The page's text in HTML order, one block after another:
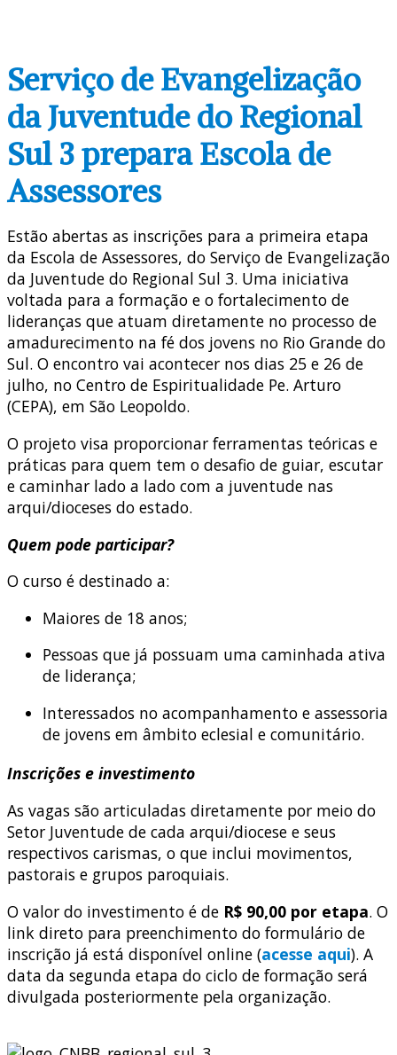
Serviço de Evangelização
da Juventude do Regional
Sul 3 prepara Escola de
Assessores
Estão abertas as inscrições para a primeira etapa
da Escola de Assessores, do Serviço de Evangelização
da Juventude do Regional Sul 3. Uma iniciativa
voltada para a formação e o fortalecimento de
lideranças que atuam diretamente no processo de
amadurecimento na fé dos jovens no Rio Grande do
Sul. O encontro vai acontecer nos dias 25 e 26 de
julho, no Centro de Espiritualidade Pe. Arturo
(CEPA), em São Leopoldo.
O projeto visa proporcionar ferramentas teóricas e
práticas para quem tem o desafio de guiar, escutar
e caminhar lado a lado com a juventude nas
arqui/dioceses do estado.
Quem pode participar?
O curso é destinado a:
Maiores de 18 anos;
Pessoas que já possuam uma caminhada ativa
de liderança;
Interessados no acompanhamento e assessoria
de jovens em âmbito eclesial e comunitário.
Inscrições e investimento
As vagas são articuladas diretamente por meio do
Setor Juventude de cada arqui/diocese e seus
respectivos carismas, o que inclui movimentos,
pastorais e grupos paroquiais.
O valor do investimento é de R$ 90,00 por etapa. O
link direto para preenchimento do formulário de
inscrição já está disponível online (acesse aqui). A
data da segunda etapa do ciclo de formação será
divulgada posteriormente pela organização.